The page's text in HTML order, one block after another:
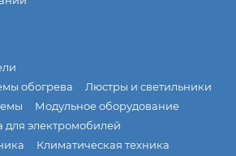
обогрева
Люстры и светильники
Модульное оборудование
для электромобилей
Климатическая техника